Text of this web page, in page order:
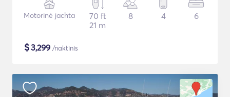
Motorinė jachta
70 ft
21 m
8 4 6
$3,299 /naktinis